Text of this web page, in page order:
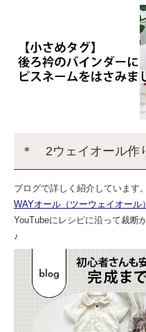
＊ 2ウェイオール作
ブログで詳しく紹介しています
WAYオール（ツーウェイオール
YouTubeにレシピに沿って裁断
♪